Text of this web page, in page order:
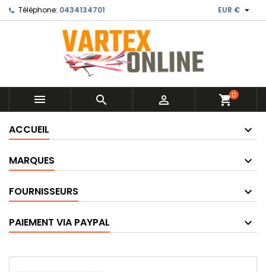
Téléphone: 0434134701 EUR € 
   shopping_cart0
ACCUEIL
MARQUES
FOURNISSEURS
PAIEMENT VIA PAYPAL